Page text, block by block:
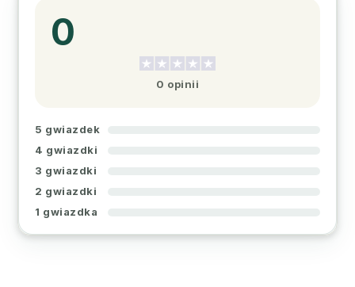
0
0 opinii
5 gwiazdek
4 gwiazdki
3 gwiazdki
2 gwiazdki
1 gwiazdka